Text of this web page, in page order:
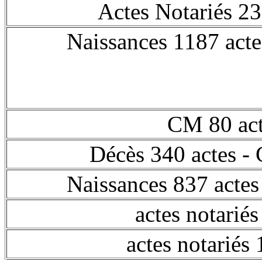
Actes Notariés
Naissances 1187
CM 80
Décès 340 actes
Naissances 837
actes
actes notariés